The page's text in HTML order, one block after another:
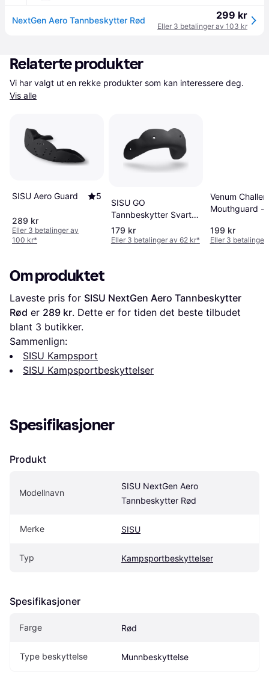
NextGen Aero Tannbeskytter Rød 299 kr
Eller 3 betalinger av 103 kr
Relaterte produkter
Vis alle
SISU Aero Guard 5
289 kr
Eller 3 betalinger av
100 kr*
SISU GO
Tannbeskytter Svart
Hvit
179 kr
Eller 3 betalinger av 62 kr*
Venum
Mouthguard -
199 kr
Eller 3 betalinger
Om produktet
Laveste pris for SISU NextGen Aero Tannbeskytter
Rød er 289 kr. Dette er for tiden det beste tilbudet
blant 3 butikker.
Sammenlign:
SISU Kampsport
SISU Kampsportbeskyttelser
Spesifikasjoner
Produkt
Modellnavn
SISU NextGen Aero
Tannbeskytter Rød
Merke SISU
Typ Kampsportbeskyttelser
Spesifikasjoner
Farge Rød
Type beskyttelse Munnbeskyttelse